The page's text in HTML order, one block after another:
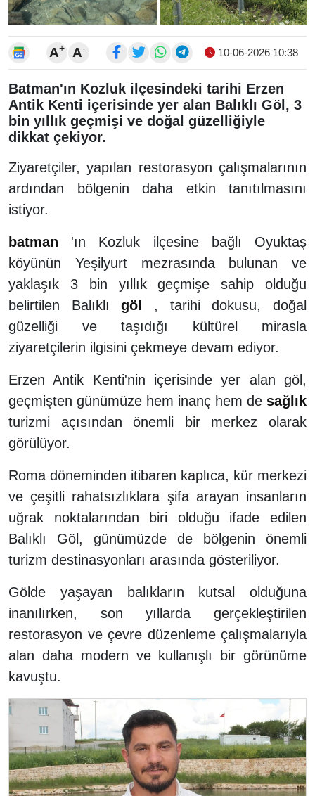
A+ A- 10-06-2026 10:38
Batman'ın Kozluk ilçesindeki tarihi Erzen
Antik Kenti içerisinde yer alan Balıklı Göl, 3
bin yıllık geçmişi ve doğal güzelliğiyle
dikkat çekiyor.
Ziyaretçiler, yapılan restorasyon çalışmalarının
ardından bölgenin daha etkin tanıtılmasını
istiyor.
batman 'ın Kozluk ilçesine bağlı Oyuktaş
köyünün Yeşilyurt mezrasında bulunan ve
yaklaşık 3 bin yıllık geçmişe sahip olduğu
belirtilen Balıklıgöl
, tarihi dokusu, doğal
güzelliği ve taşıdığı kültürel mirasla
ziyaretçilerin ilgisini çekmeye devam ediyor.
Erzen Antik Kenti'nin içerisinde yer alan göl,
geçmişten günümüze hem inanç hem de sağlık
turizmi açısından önemli bir merkez olarak
görülüyor.
Roma döneminden itibaren kaplıca, kür merkezi
ve çeşitli rahatsızlıklara şifa arayan insanların
uğrak noktalarından biri olduğu ifade edilen
Balıklı Göl, günümüzde de bölgenin önemli
turizm destinasyonları arasında gösteriliyor.
Gölde yaşayan balıkların kutsal olduğuna
inanılırken, son yıllarda gerçekleştirilen
restorasyon ve çevre düzenleme çalışmalarıyla
alan daha modern ve kullanışlı bir görünüme
kavuştu.